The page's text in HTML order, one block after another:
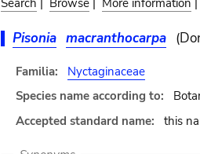
Search | Browse | More information |
Pisonia macranthocarpa
Familia:
Nyctaginaceae
Species name according to:
Accepted standard name:
this